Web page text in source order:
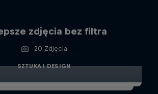
zdjęcia bez filtra
20 Zdjęcia
SZTUKA I DESIGN